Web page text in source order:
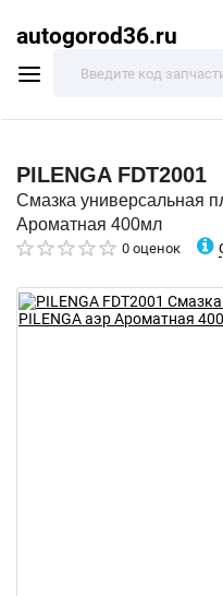
autogorod36.ru
PILENGA FDT2001
Смазка универсальная
Ароматная 400мл
0 оценок